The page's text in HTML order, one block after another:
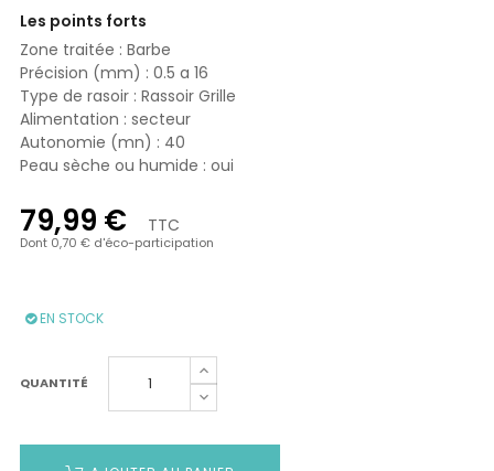
Les points forts
Zone traitée : Barbe
Précision (mm) : 0.5 a 16
Type de rasoir : Rassoir Grille
Alimentation : secteur
Autonomie (mn) : 40
Peau sèche ou humide : oui
79,99 € TTC
Dont 0,70 € d'éco-participation
EN STOCK
QUANTITÉ